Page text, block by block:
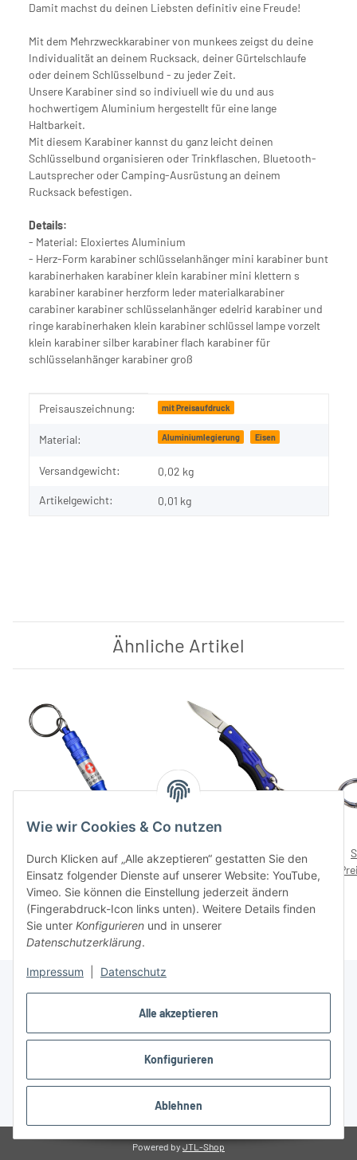
Alle akzeptieren
Konfigurieren
Ablehnen
Wie wir Cookies & Co nutzen
Durch Klicken auf „Alle akzeptieren“ gestatten Sie den
Einsatz folgender Dienste auf unserer Website: YouTube,
Vimeo. Sie können die Einstellung jederzeit ändern
(Fingerabdruck-Icon links unten). Weitere Details finden
Sie unter Konfigurieren und in unserer
Datenschutzerklärung.
Impressum Datenschutz
Damit machst du deinen Liebsten definitiv eine Freude!
Mit dem Mehrzweckkarabiner von munkees zeigst du deine
Individualität an deinem Rucksack, deiner Gürtelschlaufe
oder deinem Schlüsselbund - zu jeder Zeit.
Unsere Karabiner sind so indiviuell wie du und aus
hochwertigem Aluminium hergestellt für eine lange
Haltbarkeit.
Mit diesem Karabiner kannst du ganz leicht deinen
Schlüsselbund organisieren oder Trinkflaschen, Bluetooth-
Lautsprecher oder Camping-Ausrüstung an deinem
Rucksack befestigen.
Details:
- Material: Eloxiertes Aluminium
- Herz-Form karabiner schlüsselanhänger mini karabiner bunt
karabinerhaken karabiner klein karabiner mini klettern s
karabiner karabiner herzform leder materialkarabiner
carabiner karabiner schlüsselanhänger edelrid karabiner und
ringe karabinerhaken klein karabiner schlüssel lampe vorzelt
klein karabiner silber karabiner flach karabiner für
schlüsselanhänger karabiner groß
Produkteigenschaft
Wert
Preisauszeichnung: mit Preisaufdruck
Material: Aluminiumlegierung Eisen
Versandgewicht: 0,02 kg
Artikelgewicht: 0,01 kg
Ähnliche Artikel
munkees
Schlüsselanhänger
Notfallpfeife mit sehr
schrillem Ton aus
Aluminium, wasserdichte
Kapsel, Notfallinfos, 3385 –
mit Preisaufdruck 4,99 €
Preise nach Anmeldung
sichtbar
munkees Klappmesser III,
Schlüsselanhänger,
Taschenmesser, Edelstahl,
Blau, Schwarz, 2524 – mit
Preisaufdruck 6,99 €
Preise nach Anmeldung
sichtbar
Gesetzliche Informationen
* Alle Preise zzgl. gesetzlicher USt., zzgl.Versand
Powered by JTL-Shop